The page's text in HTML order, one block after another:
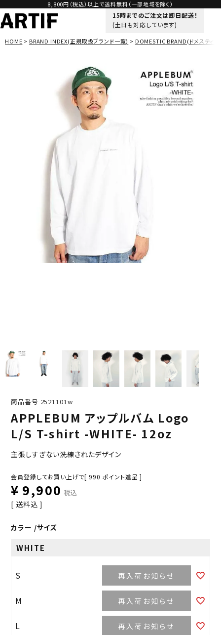
8,800円（税込）以上で送料無料（一部地域を除く）
15時までのご注文は即日配送！
(土日も対応しています)
HOME BRAND INDEX(正規取扱ブランド一覧) DOMESTIC BRAND(ドメスティッ
商品番号 2521101w
APPLEBUM アップルバム Logo
L/S T-shirt -WHITE- 12oz
主張しすぎない洗練されたデザイン
会員登録してお買い上げで[ 990 ポイント進呈 ]
¥ 9,900 税込
送料込
カラー サイズ
WHITE
S 再入荷お知らせ
M 再入荷お知らせ
L 再入荷お知らせ